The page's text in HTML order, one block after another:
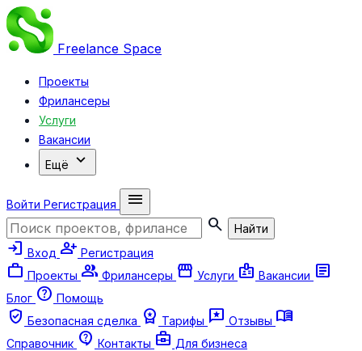
Freelance Space
Проекты
Фрилансеры
Услуги
Вакансии
Ещё expand_more
Войти Регистрация
menu
search
Найти
login Вход person_add Регистрация
work Проекты group Фрилансеры storefront Услуги badge Вакансии article
Блог help Помощь
verified_user Безопасная сделка workspace_premium Тарифы reviews Отзывы menu_book
Справочник contact_support Контакты business_center Для бизнеса